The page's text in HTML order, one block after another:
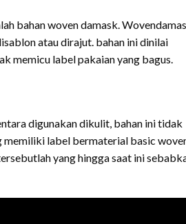
bahan woven damask.
atau dirajut. bahan ini dinilai
memicu label pakaian yang bagus.
digunakan dikulit, bahan ini tidak
memiliki label bermaterial basic
yang hingga saat ini